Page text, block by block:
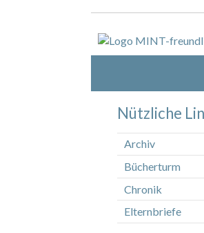
Nützliche
Archiv
Bücherturm
Chronik
Elternbriefe